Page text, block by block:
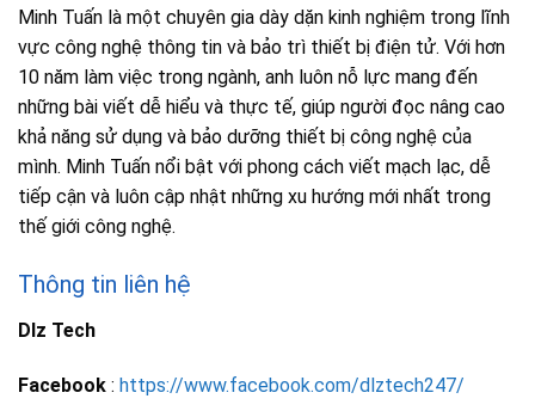
Minh Tuấn là một chuyên gia dày dặn kinh nghiệm trong lĩnh
vực công nghệ thông tin và bảo trì thiết bị điện tử. Với hơn
10 năm làm việc trong ngành, anh luôn nỗ lực mang đến
những bài viết dễ hiểu và thực tế, giúp người đọc nâng cao
khả năng sử dụng và bảo dưỡng thiết bị công nghệ của
mình. Minh Tuấn nổi bật với phong cách viết mạch lạc, dễ
tiếp cận và luôn cập nhật những xu hướng mới nhất trong
thế giới công nghệ.
Thông tin liên hệ
Dlz Tech
Facebook : https://www.facebook.com/dlztech247/